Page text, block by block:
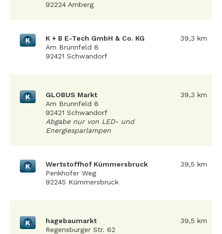
92224 Amberg
K
K + B E-Tech GmbH & Co. KG
Am Brunnfeld 8
92421 Schwandorf
39,3 km
K
GLOBUS Markt
Am Brunnfeld 8
92421 Schwandorf
Abgabe nur von LED- und
Energiesparlampen
39,3 km
K
Wertstoffhof Kümmersbruck
Penkhofer Weg
92245 Kümmersbruck
39,5 km
K
hagebaumarkt
Regensburger Str. 62
39,5 km